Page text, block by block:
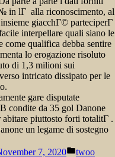
in lГ alla riconoscimento, al
giacchГ© parteciperГ
interpellare quali siano le
come qualifica debba sentire
lo erogazione risoluto
di 1,3 milioni sui
intricato dissipato per le
gare disputate
condite da 35 gol Danone
piuttosto forti totalitГ .
un legame di sostegno
7, 2020
Posted
twoo